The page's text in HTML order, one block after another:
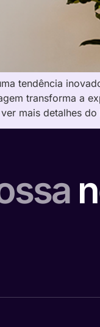
tendência
transforma a
mais detalhes